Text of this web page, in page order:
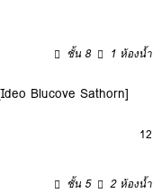
ชั้น 8
1 ห้องน้ำ
Blucove Sathorn]
12
ชั้น 5
2 ห้องน้ำ